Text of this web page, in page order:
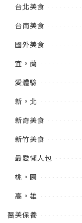
台北美食
台南美食
國外美食
宜。蘭
愛體驗
新。北
新奇美食
新竹美食
最愛懶人包
桃。園
高。雄
醫美保養